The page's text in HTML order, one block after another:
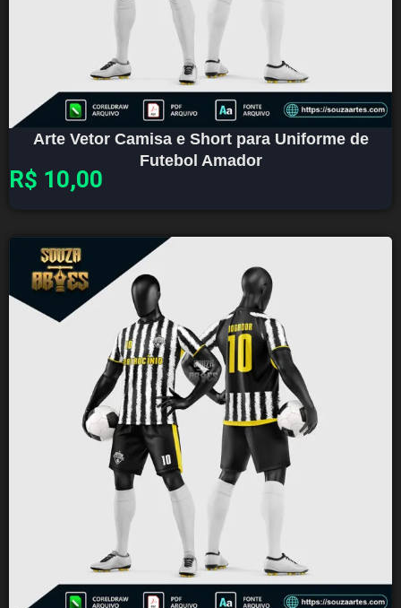
Arte Vetor Camisa e Short para Uniforme de
Futebol Amador
R$ 10,00